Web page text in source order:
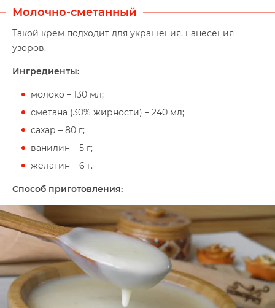
Молочно-сметанный
Такой крем подходит для украшения, нанесения
узоров.
Ингредиенты:
молоко – 130 мл;
сметана (30% жирности) – 240 мл;
сахар – 80 г;
ванилин – 5 г;
желатин – 6 г.
Способ приготовления: